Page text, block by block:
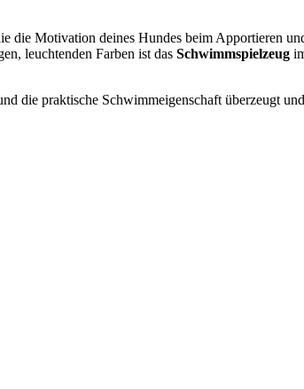
die Motivation deines Hundes beim Apportieren
leuchtenden Farben ist das Schwimmspielzeug
die praktische Schwimmeigenschaft überzeugt